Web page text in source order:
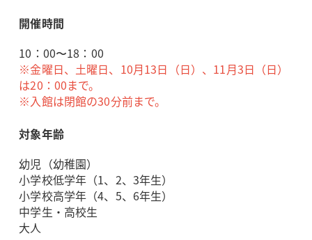
開催時間
10：00〜18：00
※金曜日、土曜日、10月13日（日）、11月3日（日）
は20：00まで。
※入館は閉館の30分前まで。
対象年齢
幼児（幼稚園）
小学校低学年（1、2、3年生）
小学校高学年（4、5、6年生）
中学生・高校生
大人